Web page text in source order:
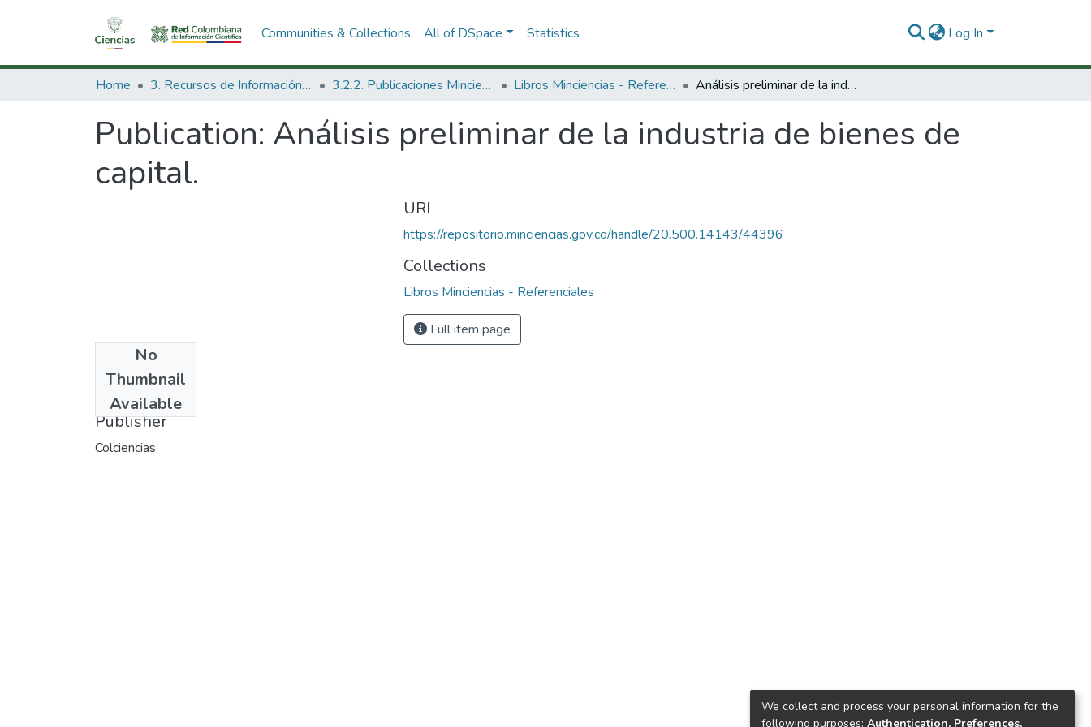
Communities & Collections All of DSpace Statistics Log In
Home 3. Recursos de Información Científica y Tecnológica 3.2.2. Publicaciones Minciencias Libros Minciencias - Referenciales Análisis preliminar de la industria de bienes de capital.
Publication: Análisis preliminar de la industria de bienes de
capital.
No
Thumbnail
Available
1982
Publisher
Colciencias
URI
https://repositorio.minciencias.gov.co/handle/20.500.14143/44396
Collections
Libros Minciencias - Referenciales
Full item page
We collect and process your personal information for the
following purposes: Authentication, Preferences,